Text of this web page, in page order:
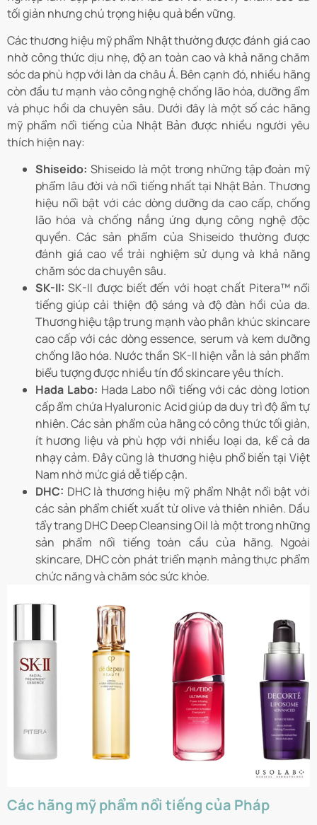
tối giản nhưng chú trọng hiệu quả bền vững.
Các thương hiệu mỹ phẩm Nhật thường được đánh giá cao
nhờ công thức dịu nhẹ, độ an toàn cao và khả năng chăm
sóc da phù hợp với làn da châu Á. Bên cạnh đó, nhiều hãng
còn đầu tư mạnh vào công nghệ chống lão hóa, dưỡng ẩm
và phục hồi da chuyên sâu. Dưới đây là một số các hãng
mỹ phẩm nổi tiếng của Nhật Bản được nhiều người yêu
thích hiện nay:
Shiseido: Shiseido là một trong những tập đoàn mỹ
phẩm lâu đời và nổi tiếng nhất tại Nhật Bản. Thương
hiệu nổi bật với các dòng dưỡng da cao cấp, chống
lão hóa và chống nắng ứng dụng công nghệ độc
quyền. Các sản phẩm của Shiseido thường được
đánh giá cao về trải nghiệm sử dụng và khả năng
chăm sóc da chuyên sâu.
SK-II:SK-II được biết đến với hoạt chất Pitera™ nổi
tiếng giúp cải thiện độ sáng và độ đàn hồi của da.
Thương hiệu tập trung mạnh vào phân khúc skincare
cao cấp với các dòng essence, serum và kem dưỡng
chống lão hóa. Nước thần SK-II hiện vẫn là sản phẩm
biểu tượng được nhiều tín đồ skincare yêu thích.
Hada Labo: Hada Labo nổi tiếng với các dòng lotion
cấp ẩm chứa Hyaluronic Acid giúp da duy trì độ ẩm tự
nhiên. Các sản phẩm của hãng có công thức tối giản,
ít hương liệu và phù hợp với nhiều loại da, kể cả da
nhạy cảm. Đây cũng là thương hiệu phổ biến tại Việt
Nam nhờ mức giá dễ tiếp cận.
DHC: DHC là thương hiệu mỹ phẩm Nhật nổi bật với
các sản phẩm chiết xuất từ olive và thiên nhiên. Dầu
tẩy trang DHC Deep Cleansing Oil là một trong những
sản phẩm nổi tiếng toàn cầu của hãng. Ngoài
skincare, DHC còn phát triển mạnh mảng thực phẩm
chức năng và chăm sóc sức khỏe.
Các hãng mỹ phẩm nổi tiếng của Pháp